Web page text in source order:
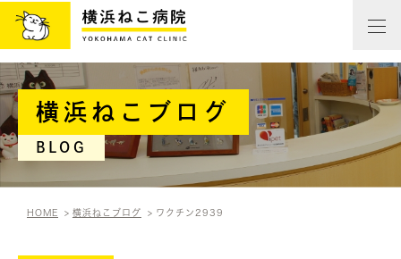
横浜ねこブログ
BLOG
HOME 横浜ねこブログ ワクチン2939